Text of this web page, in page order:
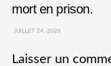
mort en prison.
JUILLET 24, 2026
Laisser un